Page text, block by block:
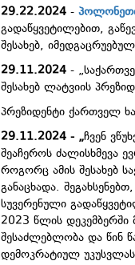
29.22.2024 -
გადაწყვეტილებით,
შესახებ,
29.11.2024 -
შესახებ ლატვიის
პრეზიდენტი ქართველ
29.11.2024 - „ჩვენ
შეაჩეროს ძალისხმევა
როგორც ამის შესახებ
განაცხადა.
სუვერენული
2023 წლის დეკემბერში
შესაძლებლობა და წინ
დემოკრატიულ